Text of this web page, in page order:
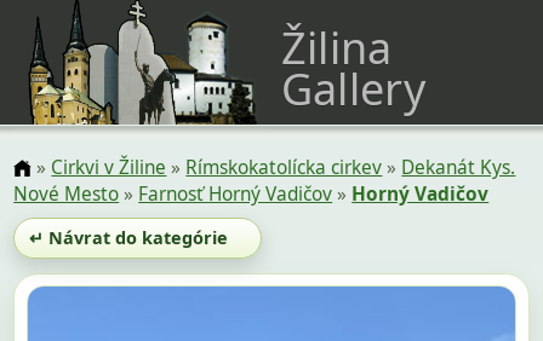
Žilina
Gallery
» Cirkvi v Žiline » Rímskokatolícka cirkev» Dekanát Kys.
Nové Mesto» Farnosť Horný Vadičov» Horný Vadičov
↵ Návrat do kategórie